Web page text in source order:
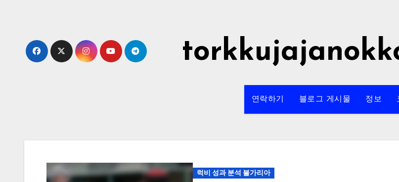
연락하기 블로그 게시물 정보
럭비 성과 분석 불가리아